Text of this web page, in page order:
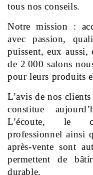
tous nos conseils.
Notre mission :
avec passion,
puissent, eux
de 2 000 salons
pour leurs produits
L’avis de nos
constitue
L’écoute, le
professionnel ainsi
après-vente sont
permettent de
durable.